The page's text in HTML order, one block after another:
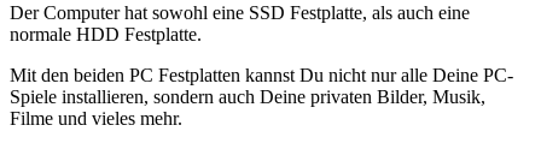
Der Computer hat sowohl eine SSD Festplatte, als auch eine
normale HDD Festplatte.
Mit den beiden PC Festplatten kannst Du nicht nur alle Deine PC-
Spiele installieren, sondern auch Deine privaten Bilder, Musik,
Filme und vieles mehr.